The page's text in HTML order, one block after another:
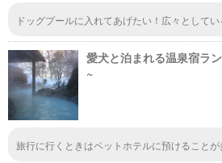
ドッグプールに入れてあげたい！広々として
ルに連れて行ってあげたら喜んでくれるだろ
る。
愛犬と泊まれる温泉宿ラ
~
旅行に行くときはペットホテルに預けること